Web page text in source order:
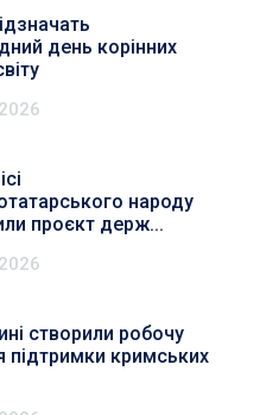
день корінних
народу
проєкт держ...
створили робочу
підтримки кримських